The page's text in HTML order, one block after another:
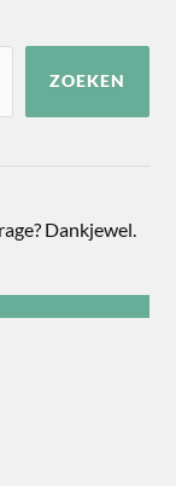
ZOEKEN
Dankjewel.